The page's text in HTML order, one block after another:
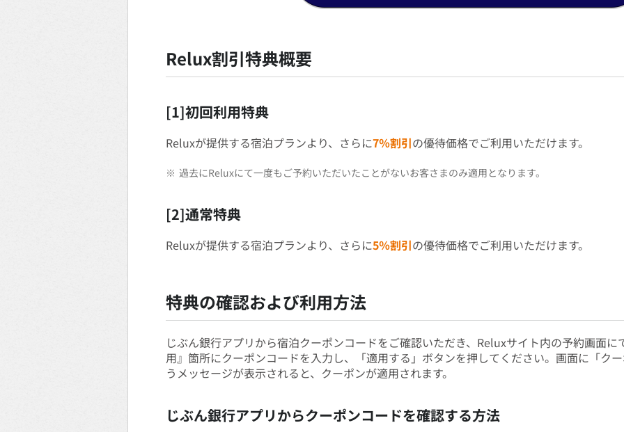
Relux割引特典概要
[1]初回利用特典
Reluxが提供する宿泊プランより、さらに7％割引の優待価格でご利用いただけます。
※ 過去にReluxにて一度もご予約いただいたことがないお客さまのみ適用となります。
[2]通常特典
Reluxが提供する宿泊プランより、さらに5％割引の優待価格でご利用いただけます。
特典の確認および利用方法
じぶん銀行アプリから宿泊クーポンコードをご確認いただき、Reluxサイト内の予約画面
用』箇所にクーポンコードを入力し、「適用する」ボタンを押してください。画面に「ク
うメッセージが表示されると、クーポンが適用されます。
じぶん銀行アプリからクーポンコードを確認する方法